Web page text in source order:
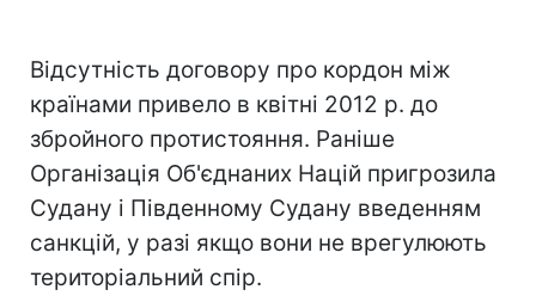
Відсутність договору про кордон між
країнами привело в квітні 2012 р. до
збройного протистояння. Раніше
Організація Об'єднаних Націй пригрозила
Судану і Південному Судану введенням
санкцій, у разі якщо вони не врегулюють
територіальний спір.